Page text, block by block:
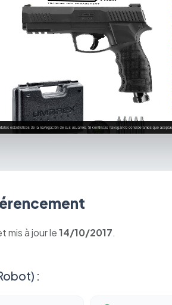
mis à jour le14/10/2017.
: